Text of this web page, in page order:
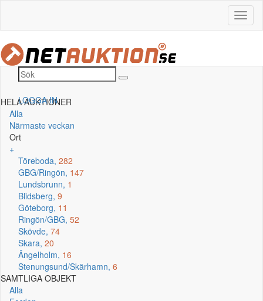
LOGGA IN
HELA AUKTIONER
Alla
Närmaste veckan
Ort
+
Töreboda, 282
GBG/Ringön, 147
Lundsbrunn, 1
Blidsberg, 9
Göteborg, 11
Ringön/GBG, 52
Skövde, 74
Skara, 20
Ängelholm, 16
Stenungsund/Skärhamn, 6
SAMTLIGA OBJEKT
Alla